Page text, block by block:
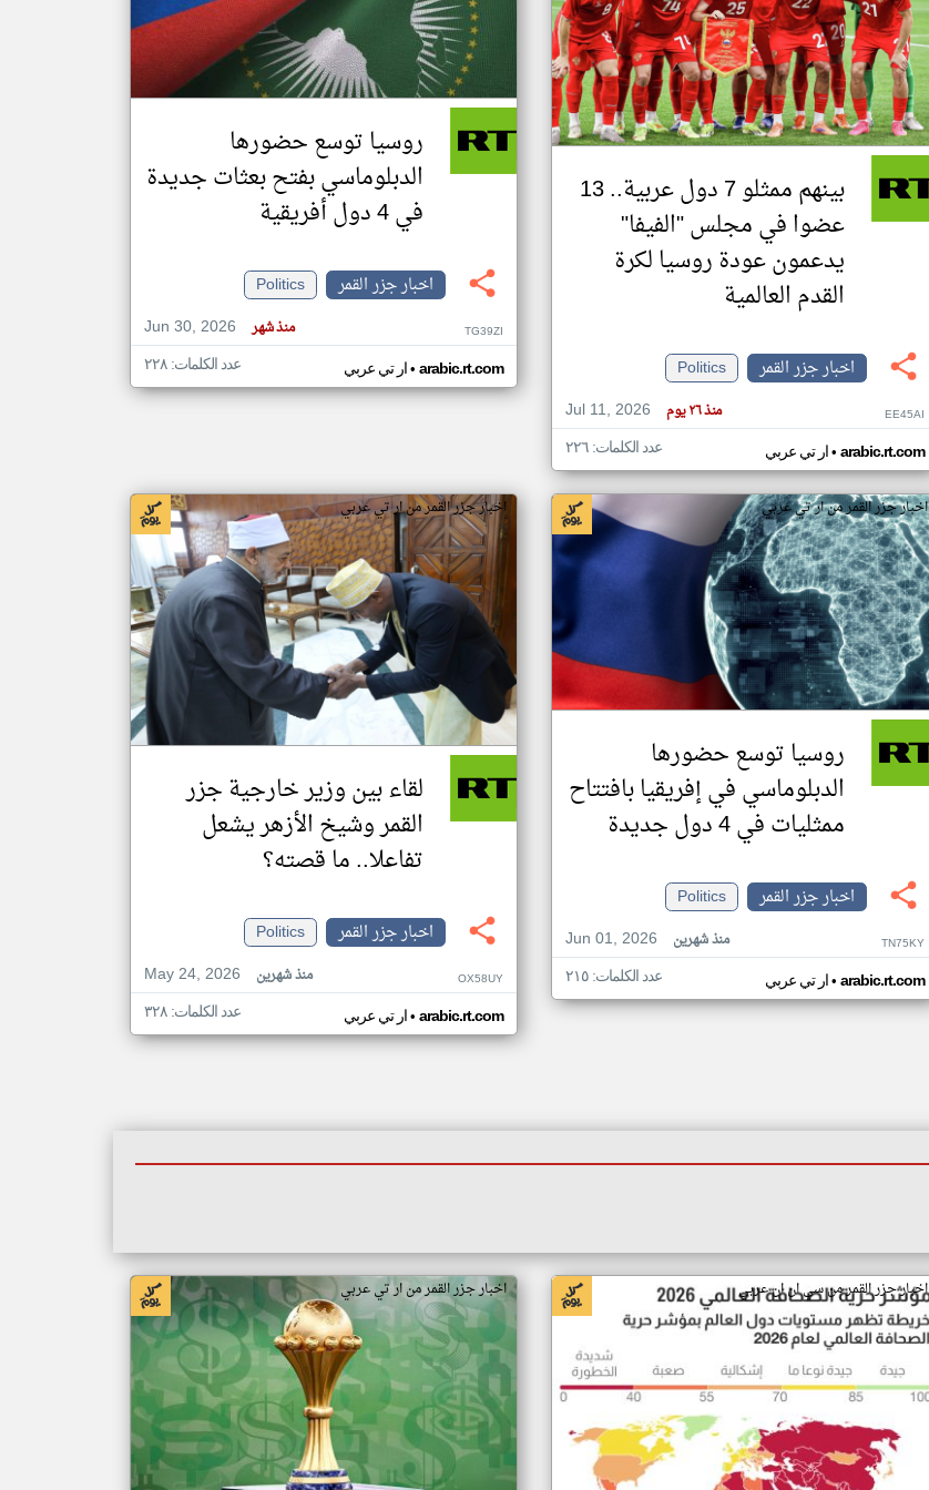
تغيير الدولة
اخبار جزر القمر على مدار الساعة
أهم اخبار جزر القمر العاجلة والمباشرة
بينهم ممثلو 7 دول عربية.. 13
عضوا في مجلس "الفيفا"
يدعمون عودة روسيا لكرة
القدم العالمية
اخبار جزر القمر
Politics
Jul 11, 2026
منذ ٢٦ يوم EE45AI
ار تي عربي• arabic.rt.com عدد الكلمات: ٢٢٦
روسيا توسع حضورها
الدبلوماسي بفتح بعثات جديدة
في 4 دول أفريقية
اخبار جزر القمر
Politics
Jun 30, 2026
منذ شهر TG39ZI
ار تي عربي• arabic.rt.com عدد الكلمات: ٢٢٨
اخبار جزر القمر من ار تي عربي
روسيا توسع حضورها
الدبلوماسي في إفريقيا بافتتاح
ممثليات في 4 دول جديدة
اخبار جزر القمر
Politics
Jun 01, 2026
منذ شهرين TN75KY
ار تي عربي• arabic.rt.com عدد الكلمات: ٢١٥
اخبار جزر القمر من ار تي عربي
لقاء بين وزير خارجية جزر
القمر وشيخ الأزهر يشعل
تفاعلا.. ما قصته؟
اخبار جزر القمر
Politics
May 24, 2026
منذ شهرين OX58UY
ار تي عربي• arabic.rt.com عدد الكلمات: ٣٢٨
اخبار جزر القمر من سي ان ان عربي اخبار جزر القمر من ار تي عربي
klyoum.com